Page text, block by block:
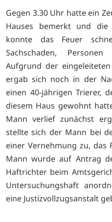
Gegen 3.30 Uhr hatte ein
Hauses bemerkt und die
konnte das Feuer
Sachschaden,
Aufgrund der
ergab sich noch in der
einen 40-jährigen Trierer,
diesem Haus gewohnt
Mann verlief zunächst
stellte sich der Mann bei
einer Vernehmung zu, das
Mann wurde auf Antrag
Haftrichter beim
Untersuchungshaft
eine Justizvollzugsanstalt